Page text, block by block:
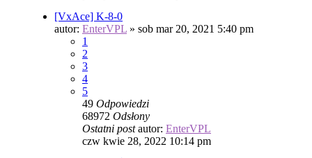
[VxAce] K-8-0
autor: EnterVPL » sob mar 20, 2021 5:40 pm
1
2
3
4
5
49 Odpowiedzi
68972 Odsłony
Ostatni postautor: EnterVPL
czw kwie 28, 2022 10:14 pm